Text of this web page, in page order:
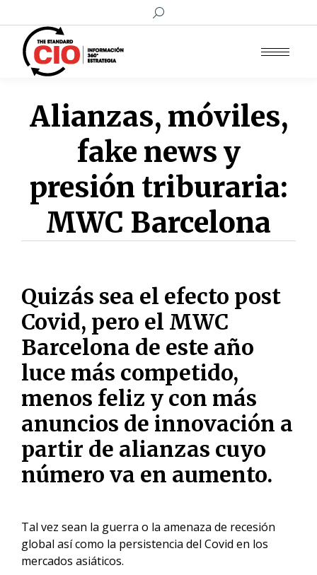
Buscar:
Alianzas, móviles,
fake news y
presión triburaria:
MWC Barcelona
Quizás sea el efecto post
Covid, pero el MWC
Barcelona de este año
luce más competido,
menos feliz y con más
anuncios de innovación a
partir de alianzas cuyo
número va en aumento.
Tal vez sean la guerra o la amenaza de recesión
global así como la persistencia del Covid en los
mercados asiáticos.